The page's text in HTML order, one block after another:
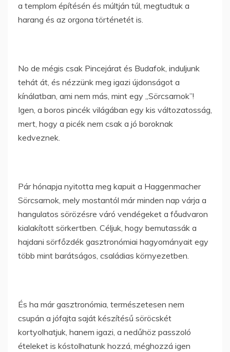
a templom építésén és múltján túl, megtudtuk a
harang és az orgona történetét is.
No de mégis csak Pincejárat és Budafok, induljunk
tehát át, és nézzünk meg igazi újdonságot a
kínálatban, ami nem más, mint egy „Sörcsarnok”!
Igen, a boros pincék világában egy kis változatosság,
mert, hogy a picék nem csak a jó boroknak
kedveznek.
Pár hónapja nyitotta meg kapuit a Haggenmacher
Sörcsarnok, mely mostantól már minden nap várja a
hangulatos sörözésre váró vendégeket a főudvaron
kialakított sörkertben. Céljuk, hogy bemutassák a
hajdani sörfőzdék gasztronómiai hagyományait egy
több mint barátságos, családias környezetben.
És ha már gasztronómia, természetesen nem
csupán a jófajta saját készítésű söröcskét
kortyolhatjuk, hanem igazi, a nedűhöz passzoló
ételeket is kóstolhatunk hozzá, méghozzá igen